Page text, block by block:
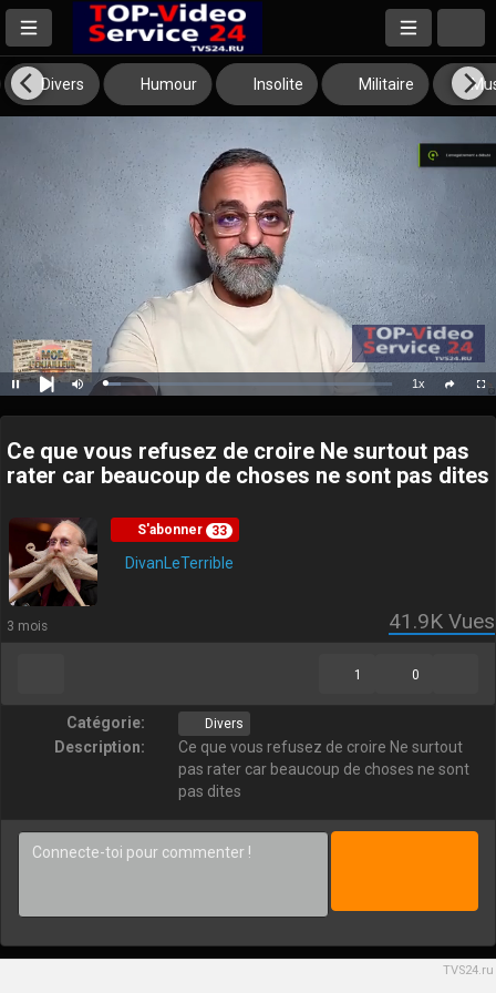
Divers Humour Insolite Militaire
Pause
Next
Mute Loaded:
5.66%
1xPlayback
Rate
Ce que vous refusez de croire Ne surtout pas
rater car beaucoup de choses ne sont pas dites
S'abonner 33
DivanLeTerrible
3 mois 41.9K Vues
0
1
Catégorie: Divers
Description:
Ce que vous refusez de croire Ne surtout
pas rater car beaucoup de choses ne sont
pas dites
TVS24.ru